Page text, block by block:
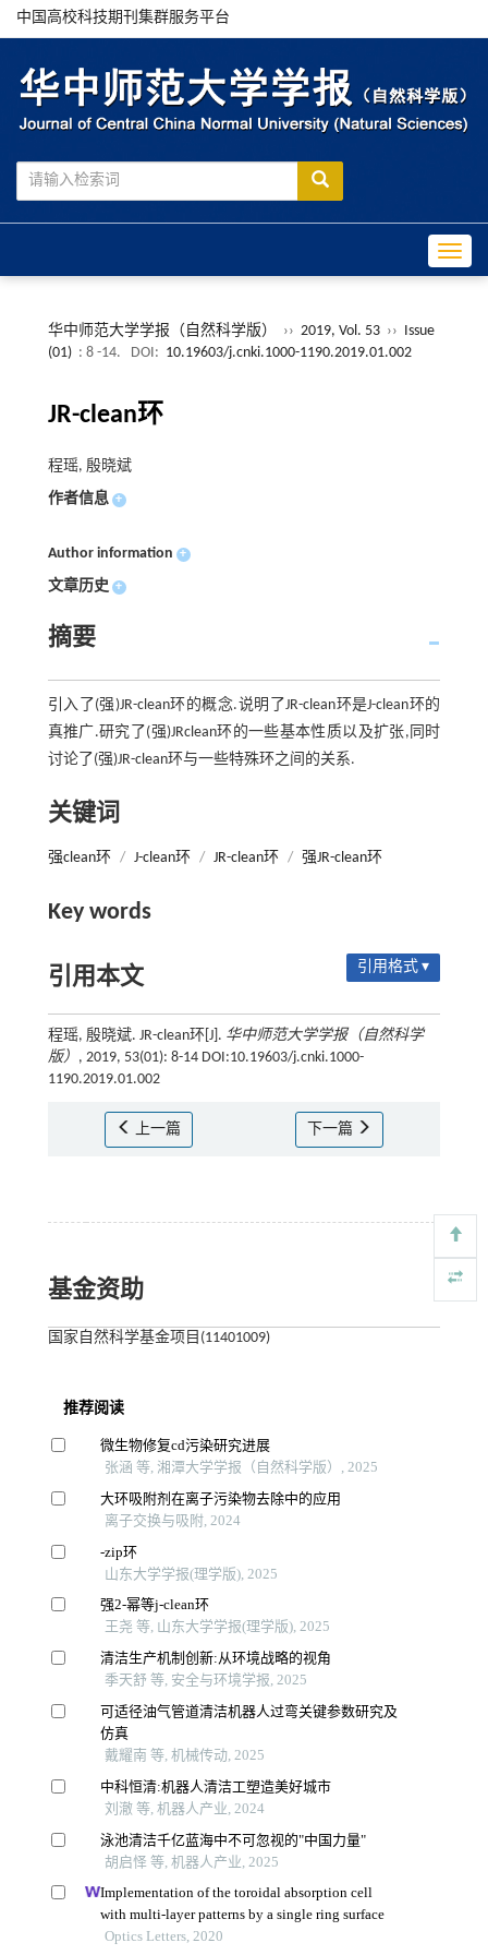
中国高校科技期刊集群服务平台
华中师范大学学报（自然科学版） ›› 2019, Vol. 53 ››
Issue
(01) : 8 -14. DOI: 10.19603/j.cnki.1000-1190.2019.01.002
JR-clean环
程瑶, 殷晓斌
作者信息 +
Author information +
文章历史 +
摘要
引入了(强)JR-clean环的概念.说明了JR-clean环是J-clean环的
真推广.研究了(强)JRclean环的一些基本性质以及扩张,同时
讨论了(强)JR-clean环与一些特殊环之间的关系.
关键词
强clean环 / J-clean环 / JR-clean环 / 强JR-clean环
Key words
引用本文 引用格式 ▾
程瑶, 殷晓斌. JR-clean环[J]. 华中师范大学学报（自然科学
版） , 2019, 53(01): 8-14 DOI:10.19603/j.cnki.1000-
1190.2019.01.002
上一篇 下一篇
基金资助
国家自然科学基金项目(11401009)